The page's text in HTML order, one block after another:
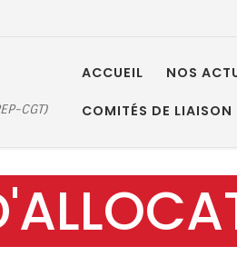
CGT)
ACCUEIL NOS
COMITÉS DE LIAISON